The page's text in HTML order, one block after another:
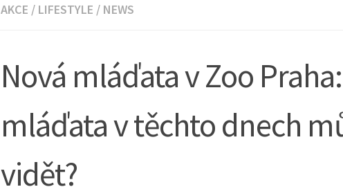
AKCE / LIFESTYLE / NEWS
Nová mláďata v Zoo
mláďata v těchto dnech
vidět?